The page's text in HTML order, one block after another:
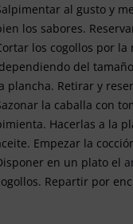
al gusto y
los sabores.
los cogollos por
del
plancha. Retirar y
la caballa con
Hacerlas a la
Empezar la
en un plato el
Repartir por